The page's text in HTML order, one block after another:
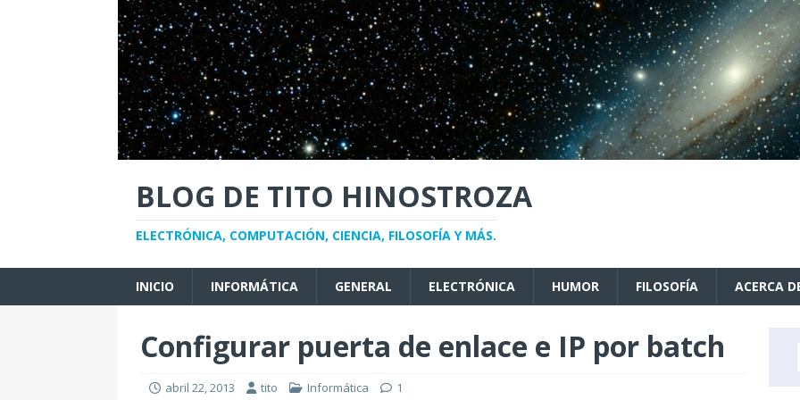
BLOG DE TITO HINOSTROZA
ELECTRÓNICA, COMPUTACIÓN, CIENCIA, FILOSOFÍA Y MÁS.
INICIO INFORMÁTICA GENERAL ELECTRÓNICA HUMOR FILOSOFÍA ACERCA
Configurar puerta de enlace e IP por batch
abril 22, 2013 tito Informática 1